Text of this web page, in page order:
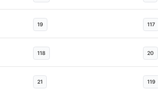
19 117
118 20
21 119